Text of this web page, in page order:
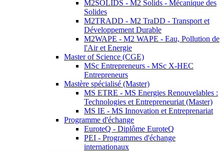
M2SOLIDS - M2 Solids - Mécanique des
Solides
M2TRADD - M2 TraDD - Transport et
Développement Durable
M2WAPE - M2 WAPE - Eau, Pollution de
l'Air et Energie
Master of Science (CGE)
MSc Entrepreneurs - MSc X-HEC
Entrepreneurs
Mastère spécialisé (Master)
MS ETRE - MS Energies Renouvelables :
Technologies et Entrepreneuriat (Master)
MS IE - MS Innovation et Entreprenariat
Programme d'échange
EuroteQ - Diplôme EuroteQ
PEI - Programmes d'échange
internationaux